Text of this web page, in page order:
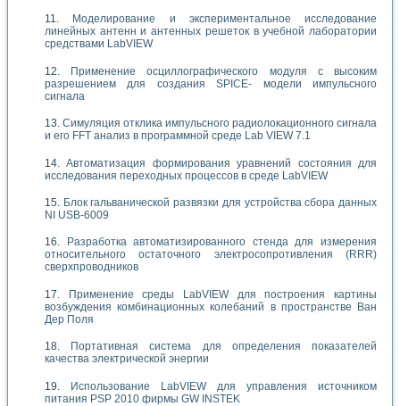
Моделирование и экспериментальное исследование
линейных антенн и антенных решеток в учебной лаборатории
средствами LabVIEW
Применение осциллографического модуля с высоким
разрешением для создания SPICE- модели импульсного
сигнала
Симуляция отклика импульсного радиолокационного сигнала
и его FFT анализ в программной среде Lab VIEW 7.1
Автоматизация формирования уравнений состояния для
исследования переходных процессов в среде LabVIEW
Блок гальванической развязки для устройства сбора данных
NI USB-6009
Разработка автоматизированного стенда для измерения
относительного остаточного электросопротивления (RRR)
сверхпроводников
Применение среды LabVIEW для построения картины
возбуждения комбинационных колебаний в пространстве Ван
Дер Поля
Портативная система для определения показателей
качества электрической энергии
Использование LabVIEW для управления источником
питания PSP 2010 фирмы GW INSTEK